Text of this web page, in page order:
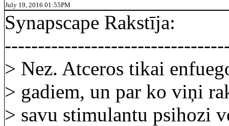
July 19, 2016 01:55PM
Synapscape Rakstīja:
> Nez. Atceros tikai
> gadiem, un par ko viņi
> savu stimulantu psihozi